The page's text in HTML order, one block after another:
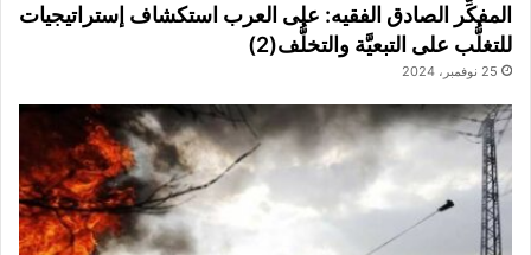
المفكِّر الصادق الفقيه: على العرب استكشاف إستراتيجيات
للتغلُّب على التبعيَّة والتخلُّف(2)
25 نوفمبر، 2024